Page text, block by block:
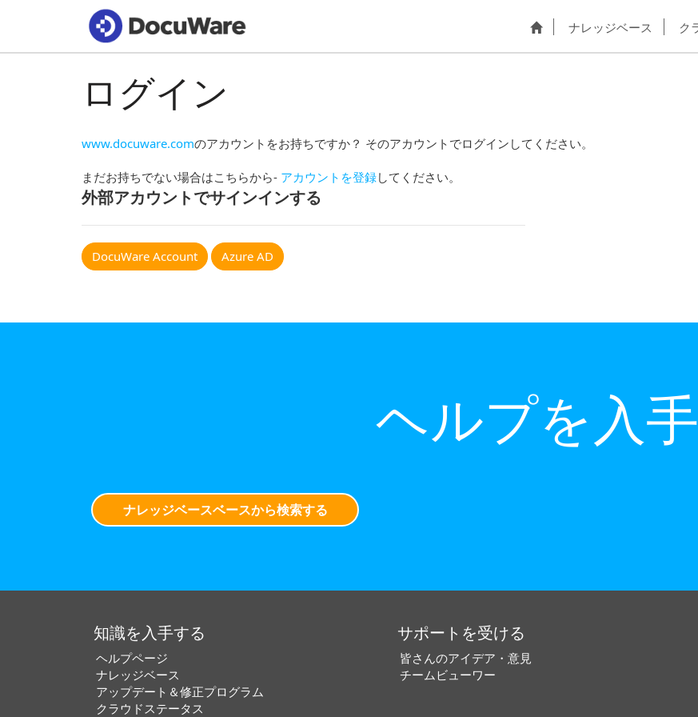
ナレッジベース ク
ログイン
www.docuware.comのアカウントをお持ちですか？ そのアカウントでログインしてください。
まだお持ちでない場合はこちらから- アカウントを登録してください。
外部アカウントでサインインする
DocuWare Account Azure AD
ヘルプを入手
ナレッジベースベースから検索する
知識を入手する
ヘルプページ
ナレッジベース
アップデート＆修正プログラム
クラウドステータス
サポートを受ける
皆さんのアイデア・意見
チームビューワー